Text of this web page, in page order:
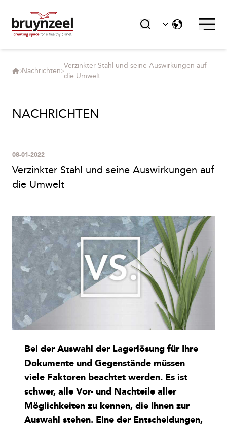
Nachrichten
Verzinkter Stahl und seine Auswirkungen auf
die Umwelt
NACHRICHTEN
Verzinkter Stahl und seine Auswirkungen auf
die Umwelt
08-01-2022
Bei der Auswahl der Lagerlösung für Ihre
Dokumente und Gegenstände müssen
viele Faktoren beachtet werden. Es ist
schwer, alle Vor- und Nachteile aller
Möglichkeiten zu kennen, die Ihnen zur
Auswahl stehen. Eine der Entscheidungen,